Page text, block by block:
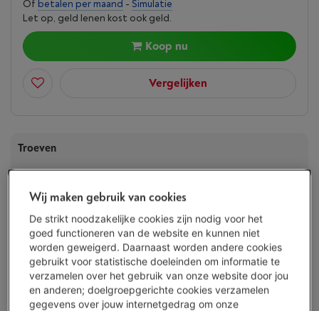
Of betalen per maand - Simulatie
Let op, geld lenen kost ook geld.
Koop nu
Vergelijken
Troeven
Grootte horlogekast: 43 mm
Toon alle specificaties
Bestaat ook in andere kleuren
Wij maken gebruik van cookies
De strikt noodzakelijke cookies zijn nodig voor het
goed functioneren van de website en kunnen niet
worden geweigerd. Daarnaast worden andere cookies
gebruikt voor statistische doeleinden om informatie te
verzamelen over het gebruik van onze website door jou
en anderen; doelgroepgerichte cookies verzamelen
gegevens over jouw internetgedrag om onze